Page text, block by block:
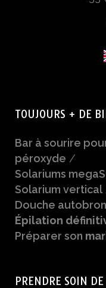
TOUJOURS + DE
Bar à sourire
péroxyde /
Solariums
Solarium vertical
Douche
Épilation
Préparer son
PRENDRE SOIN DE